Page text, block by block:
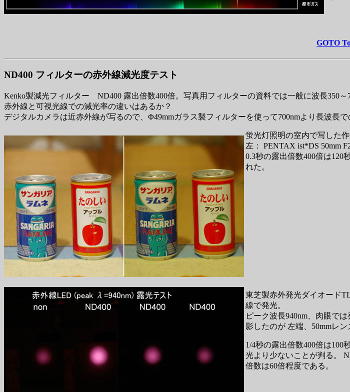
GOTO
ND400 フィルターの赤外線減光度テスト
Kenko製減光フィルター ND400 露出倍数400倍。写真用フィルターの資料では一般に波長350～
赤外線と可視光線での減光率の違いはあるか？
デジタルカメラは近赤外線が写るので、Φ49mmガラス製フィルターを使って700nmより長波長で
蛍光灯照明の室内で写した作
左： PENTAX ist*DS 50mm
0.3秒の露出倍数400倍は120
れた。
東芝製赤外発光ダイオード
線で発光。
ピーク波長940nm、肉眼で
影したのが 左端、50mmレ
1/4秒の露出倍数400倍は100
光より少ないことが判る。
倍数は60倍程度である。